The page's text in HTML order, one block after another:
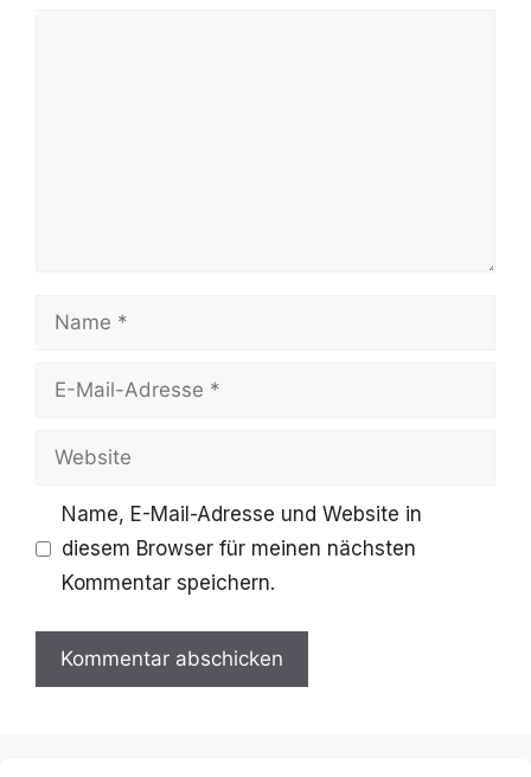
Name
Adresse
Website
Name, E-Mail-Adresse und Website in
diesem Browser für meinen nächsten
Kommentar speichern.